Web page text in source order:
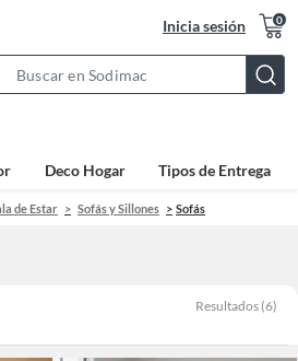
Inicia sesión 0
Bar
Deco Hogar Tipos de Entrega
de Estar Sofás y Sillones Sofás
Resultados (6)